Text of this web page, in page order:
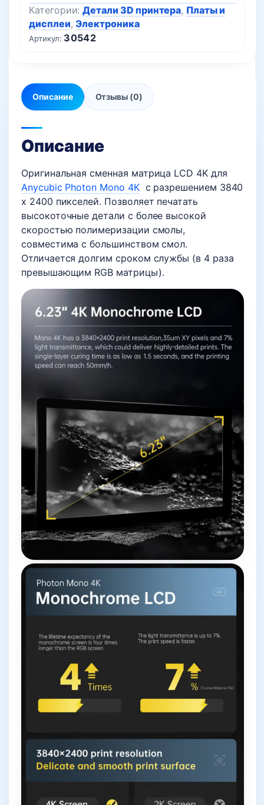
Артикул: 30542
Категории:Детали 3D принтера, Платы и
дисплеи,Электроника
Описание Отзывы (0)
Описание
Оригинальная сменная матрица LCD 4K для
Anycubic Photon Mono 4Kс разрешением 3840
x 2400 пикселей. Позволяет печатать
высокоточные детали с более высокой
скоростью полимеризации смолы,
совместима с большинством смол.
Отличается долгим сроком службы (в 4 раза
превышающим RGB матрицы).